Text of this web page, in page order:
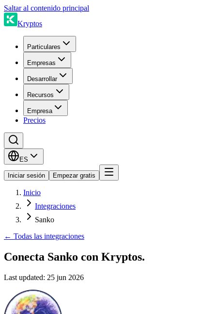
Saltar al contenido principal
Kryptos
Particulares
Empresas
Desarrollar
Recursos
Empresa
Precios
ES
Iniciar sesión Empezar gratis
Inicio
Integraciones
Sanko
← Todas las integraciones
Conecta Sanko con Kryptos.
Last updated: 25 jun 2026